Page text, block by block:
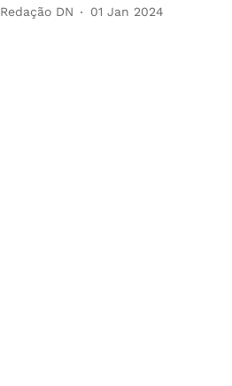
Redação DN 01 Jan 2024